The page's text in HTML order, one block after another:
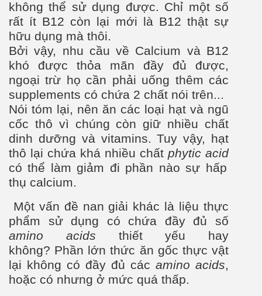
không thể sử dụng được. Chỉ một số
rất ít B12 còn lại mới là B12 thật sự
hữu dụng mà thôi.
Bởi vậy, nhu cầu về Calcium và B12
khó được thỏa mãn đầy đủ được,
ngoại trừ họ cần phải uống thêm các
supplements có chứa 2 chất nói trên...
Nói tóm lại, nên ăn các loại hạt và ngũ
cốc thô vì chúng còn giữ nhiều chất
dinh dưỡng và vitamins. Tuy vậy, hạt
thô lại chứa khá nhiều chất phytic acid
có thể làm giảm đi phần nào sự hấp
thụ calcium.
Một vấn đề nan giải khác là liệu thực
phẩm sử dụng có chứa đầy đủ số
amino acids thiết yếu hay
không? Phần lớn thức ăn gốc thực vật
lại không có đầy đủ các amino acids,
hoặc có nhưng ở mức quá thấp.